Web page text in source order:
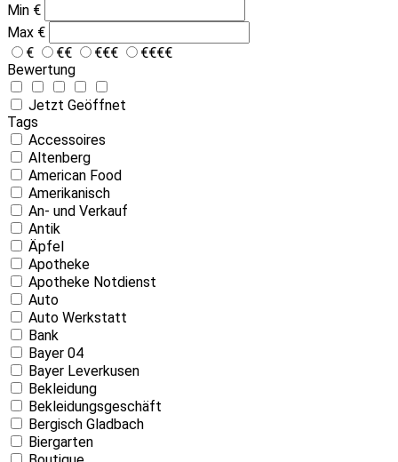
Min €
Max €
€
€€ €€€
€€€€
Bewertung
Jetzt Geöffnet
Tags
Accessoires
Altenberg
American Food
Amerikanisch
An- und Verkauf
Antik
Äpfel
Apotheke
Apotheke Notdienst
Auto
Auto Werkstatt
Bank
Bayer 04
Bayer Leverkusen
Bekleidung
Bekleidungsgeschäft
Bergisch Gladbach
Biergarten